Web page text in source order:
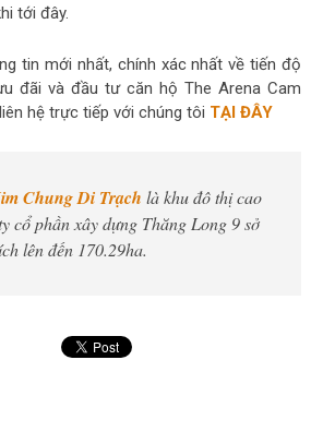
tới đây.
tin mới nhất, chính xác nhất về tiến độ
đãi và đầu tư căn hộ The Arena Cam
hệ trực tiếp với chúng tôi TẠI ĐÂY
Chung Di Trạch là khu đô thị cao
cổ phần xây dựng Thăng Long 9 sở
lên đến 170.29ha.